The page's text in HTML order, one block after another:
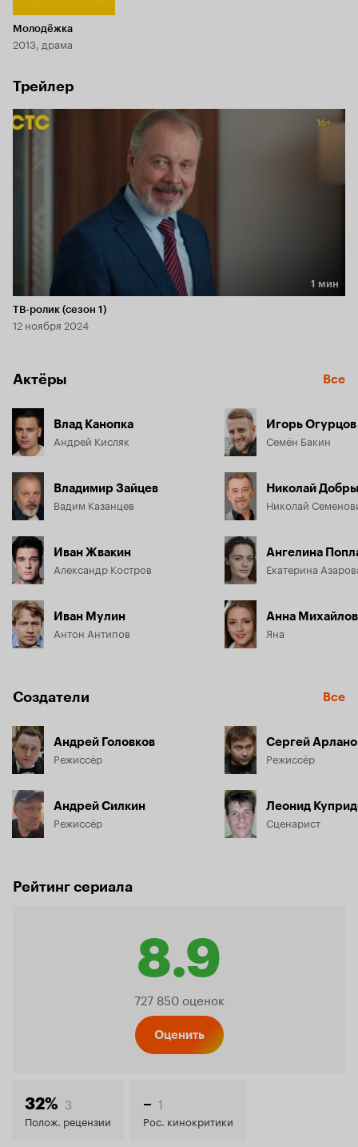
Молодёжка
2013, драма
Трейлер
Длительность 1 мин
1 мин
ТВ-ролик (сезон 1)
12 ноября 2024
Актёры Все
Влад Канопка
Андрей Кисляк
Владимир Зайцев
Вадим Казанцев
Иван Жвакин
Александр Костров
Иван Мулин
Антон Антипов
Игорь Огурцов
Семён Бакин
Николай
Николай
Ангелина
Екатерина
Анна
Яна
Создатели Все
Андрей Головков
Режиссёр
Андрей Силкин
Режиссёр
Сергей
Режиссёр
Леонид
Сценарист
Рейтинг сериала
8.9
Рейтинг
8.9
727 850 оценок
Оценить
32% 3
Полож. рецензии
– 1
Рос. кинокритики